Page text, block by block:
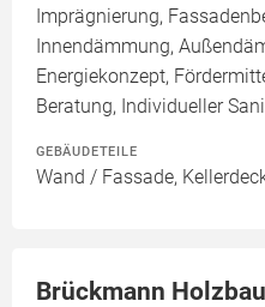
Imprägnierung,
Innendämmung,
Energiekonzept,
Beratung, Individueller
GEBÄUDETEILE
Wand / Fassade,
Brückmann Holzbau